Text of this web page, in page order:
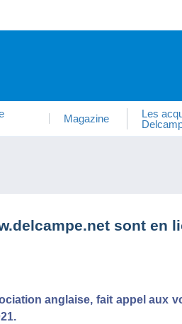
Magazine
Les
sont en
anglaise, fait appel aux